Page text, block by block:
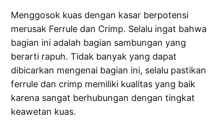
Menggosok kuas dengan kasar berpotensi
merusak Ferrule dan Crimp. Selalu ingat bahwa
bagian ini adalah bagian sambungan yang
berarti rapuh. Tidak banyak yang dapat
dibicarkan mengenai bagian ini, selalu pastikan
ferrule dan crimp memiliki kualitas yang baik
karena sangat berhubungan dengan tingkat
keawetan kuas.